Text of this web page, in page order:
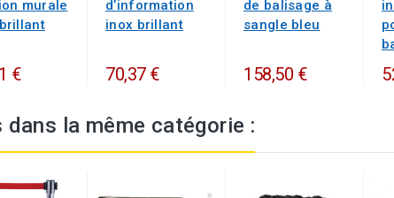
murale
€
d’information
inox brillant
70,37 €
de balisage à
sangle bleu
158,50 €
la même catégorie :